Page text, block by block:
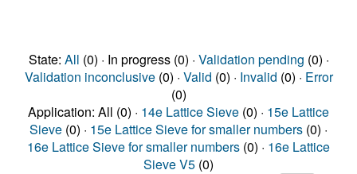
State: All (0) · In progress (0) · Validation pending (0) ·
Validation inconclusive(0) · Valid (0) · Invalid (0) · Error
(0)
Application: All (0) · 14e Lattice Sieve (0) · 15e Lattice
Sieve (0) · 15e Lattice Sieve for smaller numbers (0) ·
16e Lattice Sieve for smaller numbers (0) · 16e Lattice
Sieve V5 (0)